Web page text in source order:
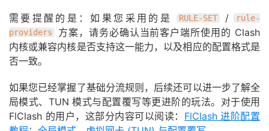
需要提醒的是：如果您采用的是 RULE-SET /
rule-
providers
方案，请务必确认当前客户端所使用的 Clash
内核或兼容内核是否支持这一能力，以及相应的配置格式是
否一致。
如果您已经掌握了基础分流规则，后续还可以进一步了解全
局模式、TUN 模式与配置覆写等更进阶的玩法。对于使用
FlClash 的用户，这部分内容可以阅读： FlClash 进阶配置